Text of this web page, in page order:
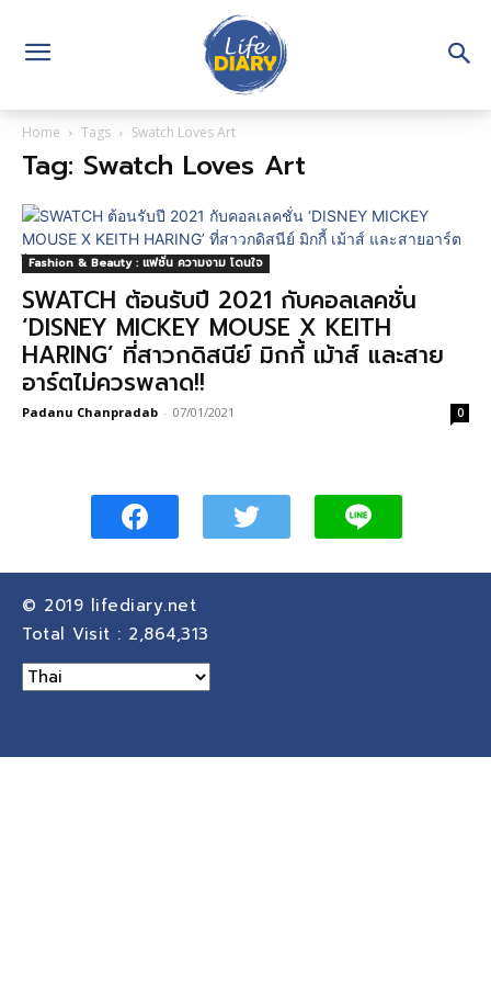
Home Tags Swatch Loves Art
Tag: Swatch Loves Art
Fashion & Beauty : แฟชั่น ความงาม โดนใจ
SWATCH ต้อนรับปี 2021 กับคอลเลคชั่น
‘DISNEY MICKEY MOUSE X KEITH
HARING’ ที่สาวกดิสนีย์ มิกกี้ เม้าส์ และสาย
อาร์ตไม่ควรพลาด!!
Padanu Chanpradab - 07/01/2021 0
© 2019 lifediary.net
Total Visit : 2,864,313